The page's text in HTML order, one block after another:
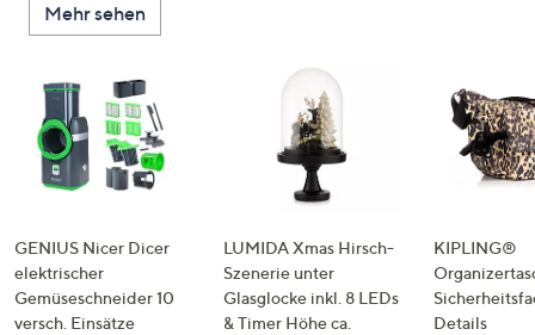
Mehr sehen
GENIUS Nicer Dicer
elektrischer
Gemüseschneider 10
versch. Einsätze
LUMIDA Xmas Hirsch-
Szenerie unter
Glasglocke inkl. 8 LEDs
& Timer Höhe ca.
KIPLING®
Details